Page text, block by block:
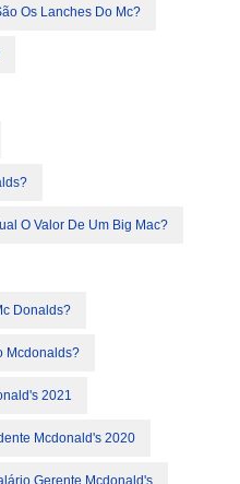
Os Lanches Do Mc?
O Valor De Um Big Mac?
Donalds?
Mcdonalds?
2021
Mcdonald's 2020
Gerente Mcdonald's